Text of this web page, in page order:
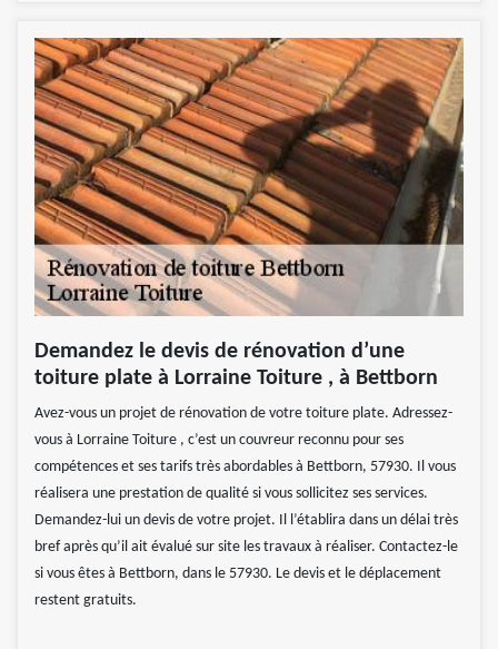
Demandez le devis de rénovation d’une
toiture plate à Lorraine Toiture , à Bettborn
Avez-vous un projet de rénovation de votre toiture plate. Adressez-
vous à Lorraine Toiture , c’est un couvreur reconnu pour ses
compétences et ses tarifs très abordables à Bettborn, 57930. Il vous
réalisera une prestation de qualité si vous sollicitez ses services.
Demandez-lui un devis de votre projet. Il l’établira dans un délai très
bref après qu’il ait évalué sur site les travaux à réaliser. Contactez-le
si vous êtes à Bettborn, dans le 57930. Le devis et le déplacement
restent gratuits.